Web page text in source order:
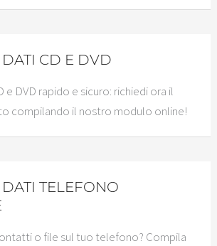
CD E DVD
e DVD rapido e sicuro: richiedi ora il
compilando il nostro modulo online!
TELEFONO
o file sul tuo telefono? Compila